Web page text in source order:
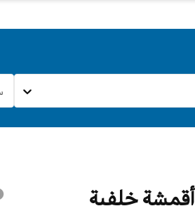
أقمشة خلفية